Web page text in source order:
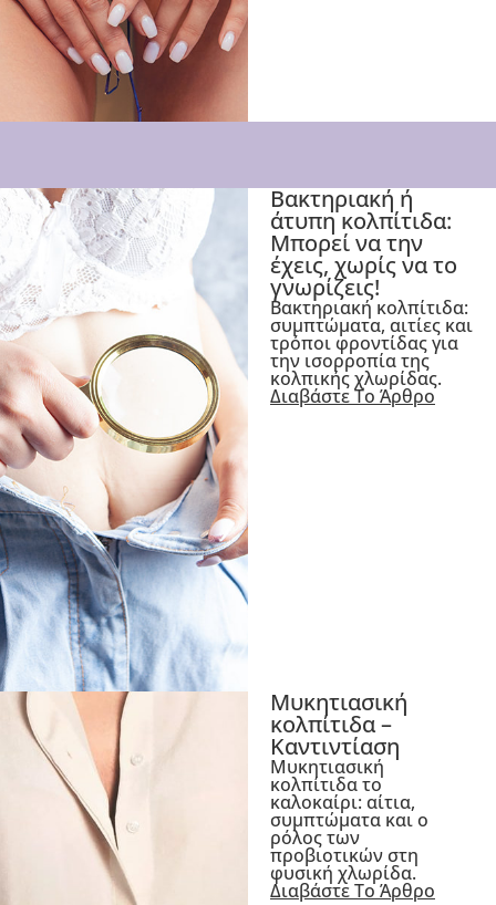
Βακτηριακή ή
άτυπη κολπίτιδα:
Μπορεί να την
έχεις, χωρίς να το
γνωρίζεις!
Βακτηριακή κολπίτιδα:
συμπτώματα, αιτίες και
τρόποι φροντίδας για
την ισορροπία της
κολπικής χλωρίδας.
Διαβάστε Το Άρθρο
Μυκητιασική
κολπίτιδα –
Καντιντίαση
Μυκητιασική
κολπίτιδα το
καλοκαίρι: αίτια,
συμπτώματα και ο
ρόλος των
προβιοτικών στη
φυσική χλωρίδα.
Διαβάστε Το Άρθρο